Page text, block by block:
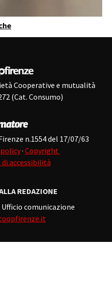
Cooperative e mutualità
(Cat. Consumo)
n.1554 del 17/07/63
· Copyright
accessibilità
REDAZIONE
Ufficio comunicazione